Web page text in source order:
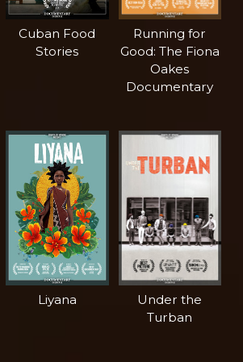
Cuban Food
Stories
Running for
Good: The Fiona
Oakes
Documentary
Liyana
Under the
Turban